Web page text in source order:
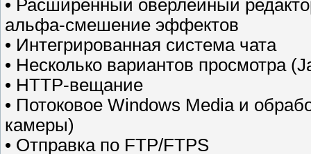
• Расширенный оверлейный
альфа-смешение эффектов
• Интегрированная система чата
• Несколько вариантов просмотра
• HTTP-вещание
• Потоковое Windows Media и
камеры)
• Отправка по FTP/FTPS